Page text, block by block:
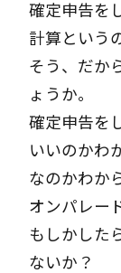
確定申告を
計算という
そう、だか
ょうか。
確定申告を
いいのかわ
なのかわか
オンパレー
もしかした
ないか？